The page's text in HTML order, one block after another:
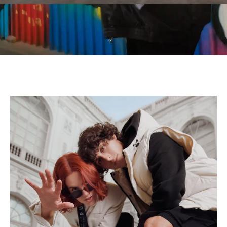
Camote Soup
Editorial Doble Nudo
Faber-Castell
Kuna - Incalpaca
Larcomar
Mary Kay
Natura